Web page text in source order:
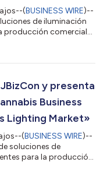
(BUSINESS WIRE)--
de iluminación
producción comercial
2024. Los Emjays son
mayor feria y entidad
y presenta
Business
Lighting Market»
(BUSINESS WIRE)--
soluciones de
para la producción